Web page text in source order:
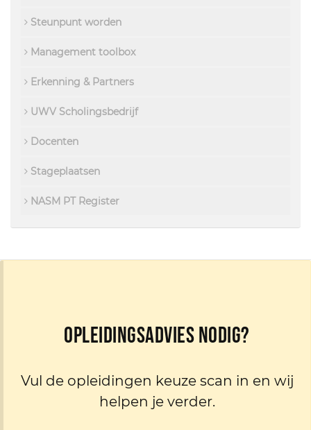
Steunpunt worden
Management toolbox
Erkenning & Partners
UWV Scholingsbedrijf
Docenten
Stageplaatsen
NASM PT Register
Opleidingsadvies nodig?
Vul de opleidingen keuze scan in en wij
helpen je verder.